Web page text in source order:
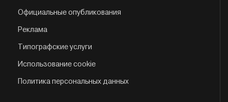
Официальные опубликования
Реклама
Типографские услуги
Использование cookie
Политика персональных данных